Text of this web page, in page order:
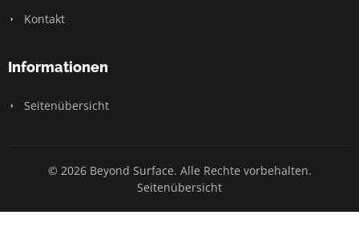
Kontakt
Informationen
Seitenübersicht
© 2026 Beyond Surface. Alle Rechte vorbehalten.
Seitenübersicht